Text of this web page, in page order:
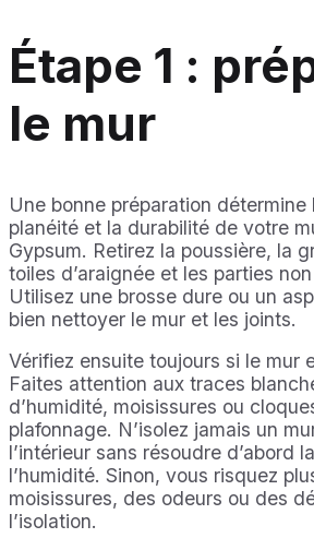
Étape 1 :
le mur
Une bonne préparation détermine
planéité et la durabilité de votre
Gypsum. Retirez la poussière, la
toiles d’araignée et les parties
Utilisez une brosse dure ou un
bien nettoyer le mur et les joints.
Vérifiez ensuite toujours si le mur
Faites attention aux traces
d’humidité, moisissures ou
plafonnage. N’isolez jamais un
l’intérieur sans résoudre d’abord
l’humidité. Sinon, vous risquez
moisissures, des odeurs ou des
l’isolation.